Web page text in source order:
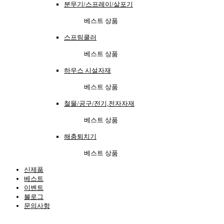
분무기/스프레이/살포기
베스트 상품
스프링쿨러
베스트 상품
하우스 시설자재
베스트 상품
철물/공구/전기,전자자재
베스트 상품
해충퇴치기
베스트 상품
신제품
베스트
이벤트
블로그
문의사항